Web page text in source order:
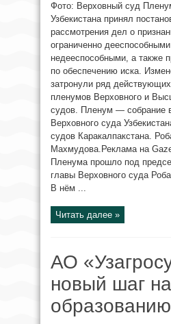
Фото: Верховный суд
Узбекистана принял
рассмотрения дел о
ограниченно
недееспособными, а также
по обеспечению иска.
затронули ряд
пленумов Верховного и
судов. Пленум — собрание
Верховного суда
судов Каракалпакстана.
Махмудова.Реклама на
Пленума прошло под
главы Верховного суда
В нём ...
Читать далее »
АО
новый шаг